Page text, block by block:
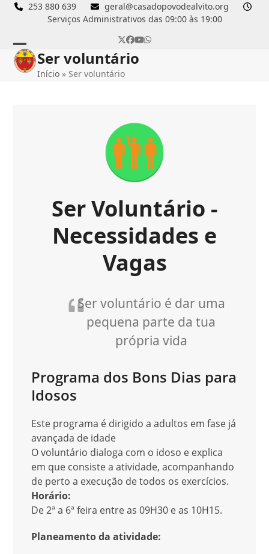
Skip
253 880 639
geral@casadopovodealvito.org
Serviços Administrativos das 09:00 às 19:00
Twitter
Facebook
YouTube
Whatsapp
Open
mobile
Close
mobile
Ser voluntário
Início » Ser voluntário
Ser Voluntário -
Necessidades e
Vagas
Ser voluntário é dar uma
pequena parte da tua
própria vida
Programa dos Bons Dias para
Idosos
Este programa é dirigido a adultos em fase já
avançada de idade
O voluntário dialoga com o idoso e explica
em que consiste a atividade, acompanhando
de perto a execução de todos os exercícios.
Horário:
De 2ª a 6ª feira entre as 09H30 e as 10H15.
Planeamento da atividade: